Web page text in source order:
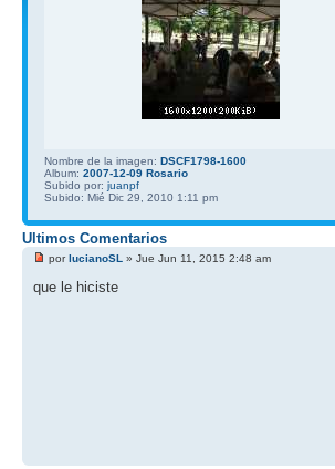
Nombre de la imagen: DSCF1798-1600
Album: 2007-12-09 Rosario
Subido por: juanpf
Subido: Mié Dic 29, 2010 1:11 pm
Ultimos Comentarios
porlucianoSL » Jue Jun 11, 2015 2:48 am
que le hiciste